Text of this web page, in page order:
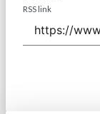
RSS link